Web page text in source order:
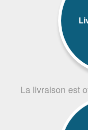
La livraison est